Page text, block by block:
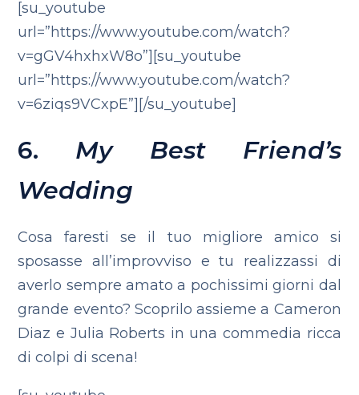
[su_youtube
url=”https://www.youtube.com/watch?
v=gGV4hxhxW8o”][su_youtube
url=”https://www.youtube.com/watch?
v=6ziqs9VCxpE”][/su_youtube]
6. My Best Friend’s
Wedding
Cosa faresti se il tuo migliore amico si
sposasse all’improvviso e tu realizzassi di
averlo sempre amato a pochissimi giorni dal
grande evento? Scoprilo assieme a Cameron
Diaz e Julia Roberts in una commedia ricca
di colpi di scena!